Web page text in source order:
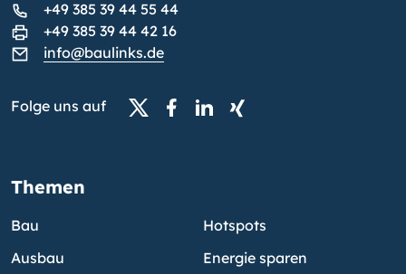
+49 385 39 44 55 44
+49 385 39 44 42 16
info@baulinks.de
Folge uns auf
Themen
Bau
Ausbau
Hotspots
Energie sparen